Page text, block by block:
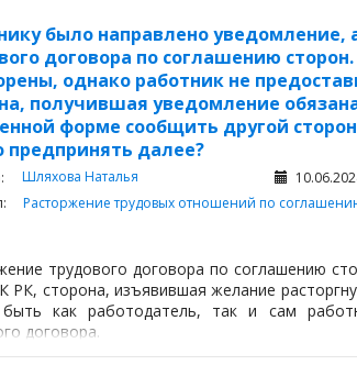
было направлено
договора по соглашению
однако работник не
получившая уведомление
форме сообщить другой
предпринять далее?
Шляхова Наталья
Расторжение трудовых отношений по
трудового договора по соглашению
РК, сторона, изъявившая желание
как работодатель, так и сам
договора.